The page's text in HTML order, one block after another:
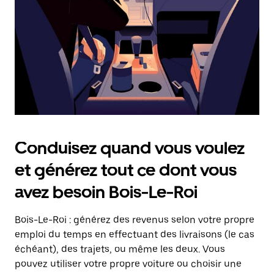
touche
pour
fermer
le
calendrier.
Conduisez quand vous voulez
et générez tout ce dont vous
avez besoin Bois-Le-Roi
Bois-Le-Roi : générez des revenus selon votre propre
emploi du temps en effectuant des livraisons (le cas
échéant), des trajets, ou même les deux. Vous
pouvez utiliser votre propre voiture ou choisir une